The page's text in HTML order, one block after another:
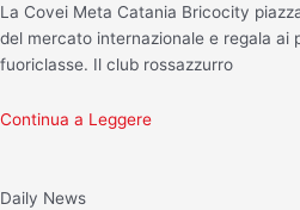
La Covei Meta Catania Bricocity
del mercato internazionale e regala ai
fuoriclasse. Il club rossazzurro
Continua a Leggere
Daily News